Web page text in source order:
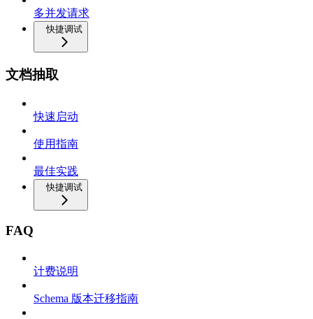
多并发请求
快捷调试
文档抽取
快速启动
使用指南
最佳实践
快捷调试
FAQ
计费说明
Schema 版本迁移指南